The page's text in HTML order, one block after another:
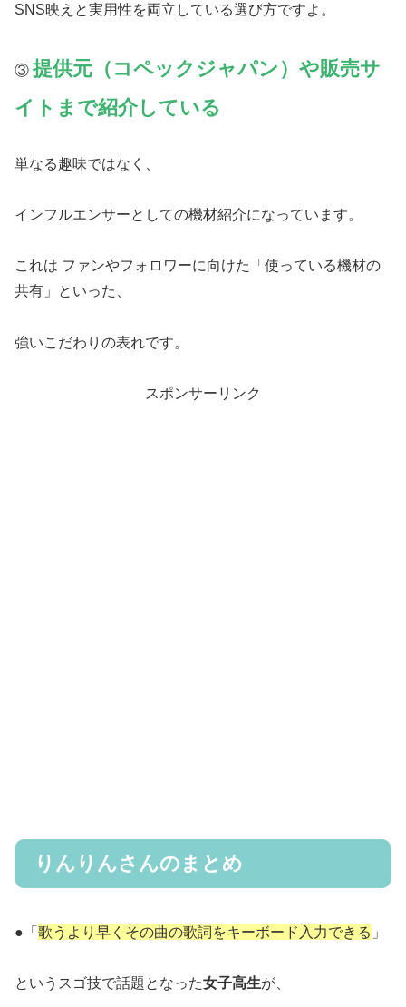
SNS映えと実用性を両立している選び方ですよ。
③ 提供元（コペックジャパン）や販売サ
イトまで紹介している
単なる趣味ではなく、
インフルエンサーとしての機材紹介になっています。
これは ファンやフォロワーに向けた「使っている機材の
共有」といった、
強いこだわりの表れです。
スポンサーリンク
りんりんさんのまとめ
●「 歌うより早くその曲の歌詞をキーボード入力できる 」
というスゴ技で話題となった女子高生が、